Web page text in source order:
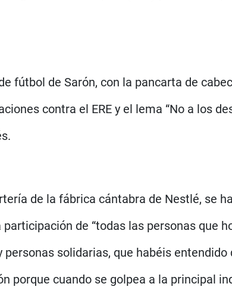
fútbol de Sarón, con la pancarta de
contra el ERE y el lema “No a los
de la fábrica cántabra de Nestlé, se
de “todas las personas que
solidarias, que habéis
porque cuando se golpea a la principal